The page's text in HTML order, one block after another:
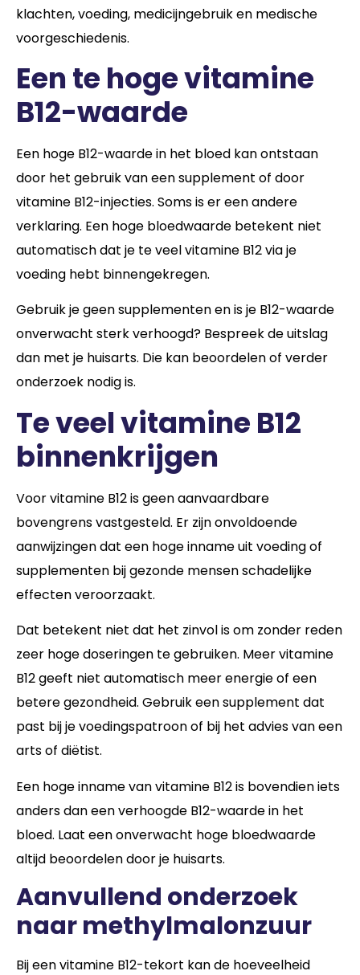
klachten, voeding, medicijngebruik en medische
voorgeschiedenis.
Een te hoge vitamine
B12-waarde
Een hoge B12-waarde in het bloed kan ontstaan
door het gebruik van een supplement of door
vitamine B12-injecties. Soms is er een andere
verklaring. Een hoge bloedwaarde betekent niet
automatisch dat je te veel vitamine B12 via je
voeding hebt binnengekregen.
Gebruik je geen supplementen en is je B12-waarde
onverwacht sterk verhoogd? Bespreek de uitslag
dan met je huisarts. Die kan beoordelen of verder
onderzoek nodig is.
Te veel vitamine B12
binnenkrijgen
Voor vitamine B12 is geen aanvaardbare
bovengrens vastgesteld. Er zijn onvoldoende
aanwijzingen dat een hoge inname uit voeding of
supplementen bij gezonde mensen schadelijke
effecten veroorzaakt.
Dat betekent niet dat het zinvol is om zonder reden
zeer hoge doseringen te gebruiken. Meer vitamine
B12 geeft niet automatisch meer energie of een
betere gezondheid. Gebruik een supplement dat
past bij je voedingspatroon of bij het advies van een
arts of diëtist.
Een hoge inname van vitamine B12 is bovendien iets
anders dan een verhoogde B12-waarde in het
bloed. Laat een onverwacht hoge bloedwaarde
altijd beoordelen door je huisarts.
Aanvullend onderzoek
naar methylmalonzuur
Bij een vitamine B12-tekort kan de hoeveelheid